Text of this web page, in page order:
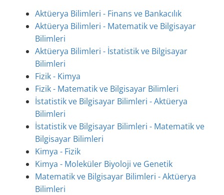
Aktüerya Bilimleri - Finans ve Bankacılık
Aktüerya Bilimleri - Matematik ve Bilgisayar
Bilimleri
Aktüerya Bilimleri - İstatistik ve Bilgisayar
Bilimleri
Fizik - Kimya
Fizik - Matematik ve Bilgisayar Bilimleri
İstatistik ve Bilgisayar Bilimleri - Aktüerya
Bilimleri
İstatistik ve Bilgisayar Bilimleri - Matematik ve
Bilgisayar Bilimleri
Kimya - Fizik
Kimya - Moleküler Biyoloji ve Genetik
Matematik ve Bilgisayar Bilimleri - Aktüerya
Bilimleri